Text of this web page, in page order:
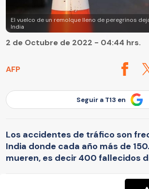
El vuelco de un remolque lleno de peregrinos
India
AFP
2 de Octubre de 2022 - 04:44 hrs.
Seguir a T13 en
Los accidentes de tráfico son
India donde cada año más de
mueren, es decir 400 fallecidos